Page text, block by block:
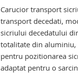
Carucior transport
transport decedati,
sicriului decedatului
totalitate din aluminiu,
pentru pozitionarea
adaptat pentru o